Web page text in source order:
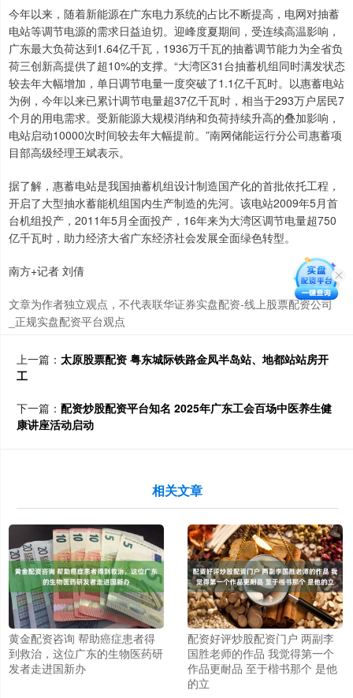
今年以来，随着新能源在广东电力系统的占比不断提高，电网对抽蓄
电站等调节电源的需求日益迫切。迎峰度夏期间，受连续高温影响，
广东最大负荷达到1.64亿千瓦，1936万千瓦的抽蓄调节能力为全省负
荷三创新高提供了超10%的支撑。“大湾区31台抽蓄机组同时满发状态
较去年大幅增加，单日调节电量一度突破了1.1亿千瓦时。以惠蓄电站
为例，今年以来已累计调节电量超37亿千瓦时，相当于293万户居民7
个月的用电需求。受新能源大规模消纳和负荷持续升高的叠加影响，
电站启动10000次时间较去年大幅提前。”南网储能运行分公司惠蓄项
目部高级经理王斌表示。
据了解，惠蓄电站是我国抽蓄机组设计制造国产化的首批依托工程，
开启了大型抽水蓄能机组国内生产制造的先河。该电站2009年5月首
台机组投产，2011年5月全面投产，16年来为大湾区调节电量超750
亿千瓦时，助力经济大省广东经济社会发展全面绿色转型。
南方+记者 刘倩
文章为作者独立观点，不代表联华证券实盘配资-线上股票配资公司
_正规实盘配资平台观点
上一篇： 太原股票配资 粤东城际铁路金凤半岛站、地都站站房开
工
下一篇： 配资炒股配资平台知名 2025年广东工会百场中医养生健
康讲座活动启动
相关文章
黄金配资咨询 帮助癌症患者得
到救治，这位广东的生物医药研
发者走进国新办
配资好评炒股配资门户 两副李
国胜老师的作品 我觉得第一个
作品更耐品 至于楷书那个 是他
的立